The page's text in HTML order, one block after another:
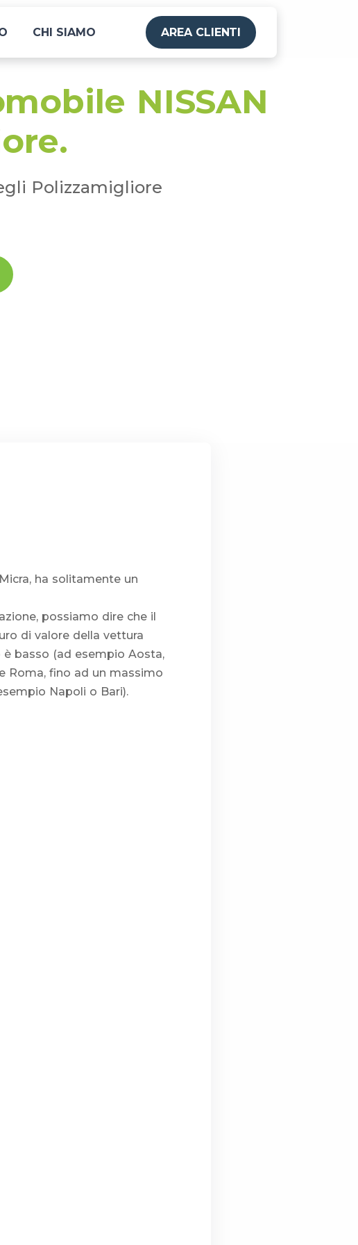
CHI SIAMO AREA CLIENTI
NISSAN
Polizzamigliore
ha solitamente un
possiamo dire che il
di valore della vettura
è basso (ad esempio Aosta,
Roma, fino ad un massimo
Napoli o Bari).